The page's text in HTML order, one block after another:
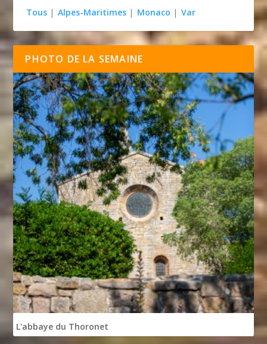
Tous | Alpes-Maritimes | Monaco | Var
PHOTO DE LA SEMAINE
L'abbaye du Thoronet